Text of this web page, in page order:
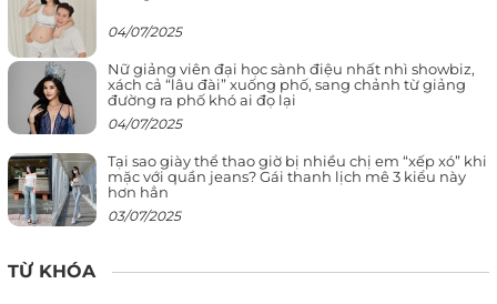
04/07/2025
Nữ giảng viên đại học sành điệu nhất nhì showbiz,
xách cả “lâu đài” xuống phố, sang chảnh từ giảng
đường ra phố khó ai đọ lại
04/07/2025
Tại sao giày thể thao giờ bị nhiều chị em “xếp xó” khi
mặc với quần jeans? Gái thanh lịch mê 3 kiểu này
hơn hẳn
03/07/2025
TỪ KHÓA